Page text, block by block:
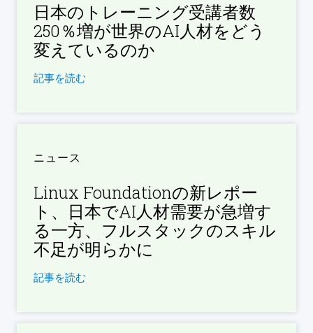
日本のトレーニング受講者数
250％増が世界のAI人材をどう
変えているのか
記事を読む
ニュース
Linux Foundationの新レポー
ト、日本でAI人材需要が急増す
る一方、フルスタックのスキル
不足が明らかに
記事を読む